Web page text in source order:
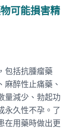
可能損害精
包括抗腫瘤藥
麻醉性止痛藥、
量減少、勃起功
永久性不孕。了
在用藥時做出更